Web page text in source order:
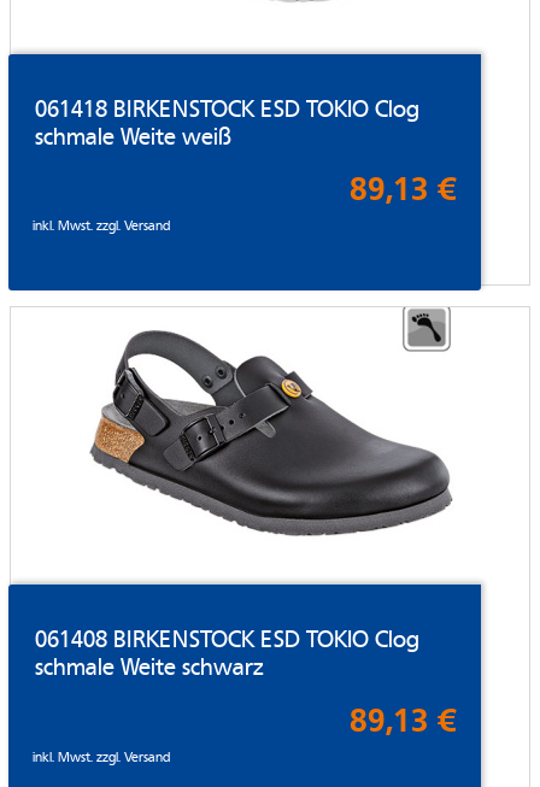
061418 BIRKENSTOCK ESD TOKIO Clog
schmale Weite weiß
89,13 €
inkl. Mwst. zzgl.Versand
061408 BIRKENSTOCK ESD TOKIO Clog
schmale Weite schwarz
89,13 €
inkl. Mwst. zzgl.Versand